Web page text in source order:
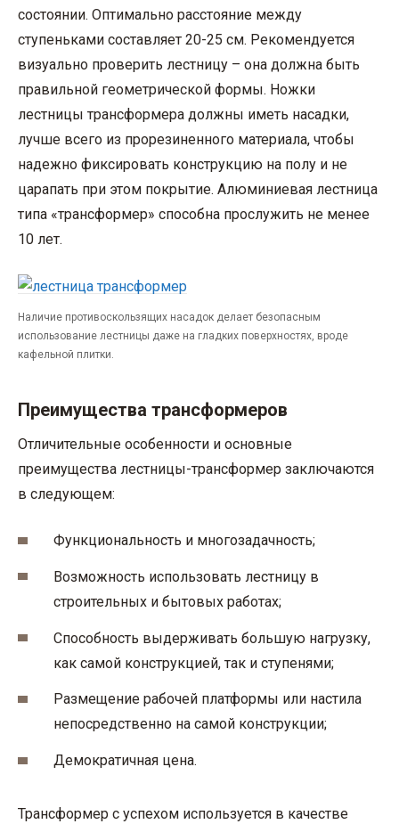
состоянии. Оптимально расстояние между
ступеньками составляет 20-25 см. Рекомендуется
визуально проверить лестницу – она должна быть
правильной геометрической формы. Ножки
лестницы трансформера должны иметь насадки,
лучше всего из прорезиненного материала, чтобы
надежно фиксировать конструкцию на полу и не
царапать при этом покрытие. Алюминиевая лестница
типа «трансформер» способна прослужить не менее
10 лет.
Наличие противоскользящих насадок делает безопасным
использование лестницы даже на гладких поверхностях, вроде
кафельной плитки.
Преимущества трансформеров
Отличительные особенности и основные
преимущества лестницы-трансформер заключаются
в следующем:
Функциональность и многозадачность;
Возможность использовать лестницу в
строительных и бытовых работах;
Способность выдерживать большую нагрузку,
как самой конструкцией, так и ступенями;
Размещение рабочей платформы или настила
непосредственно на самой конструкции;
Демократичная цена.
Трансформер с успехом используется в качестве